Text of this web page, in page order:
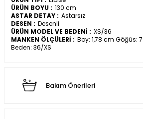
ÜRÜN BOYU : 130 cm
ASTAR DETAY : Astarsız
DESEN : Desenli
ÜRÜN MODEL VE BEDENİ : XS/36
MANKEN ÖLÇÜLERİ : Boy: 1,78 cm Göğüs:
Beden: 36/XS
Bakım Önerileri